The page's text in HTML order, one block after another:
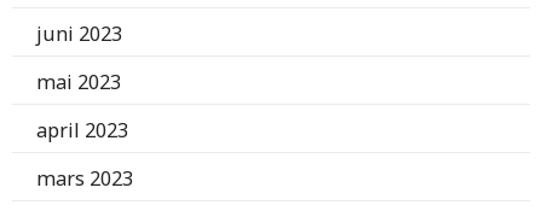
juni 2023
mai 2023
april 2023
mars 2023